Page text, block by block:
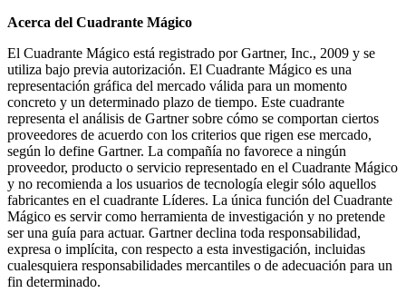
Acerca del Cuadrante Mágico
El Cuadrante Mágico está registrado por Gartner, Inc., 2009 y se
utiliza bajo previa autorización. El Cuadrante Mágico es una
representación gráfica del mercado válida para un momento
concreto y un determinado plazo de tiempo. Este cuadrante
representa el análisis de Gartner sobre cómo se comportan ciertos
proveedores de acuerdo con los criterios que rigen ese mercado,
según lo define Gartner. La compañía no favorece a ningún
proveedor, producto o servicio representado en el Cuadrante Mágico
y no recomienda a los usuarios de tecnología elegir sólo aquellos
fabricantes en el cuadrante Líderes. La única función del Cuadrante
Mágico es servir como herramienta de investigación y no pretende
ser una guía para actuar. Gartner declina toda responsabilidad,
expresa o implícita, con respecto a esta investigación, incluidas
cualesquiera responsabilidades mercantiles o de adecuación para un
fin determinado.